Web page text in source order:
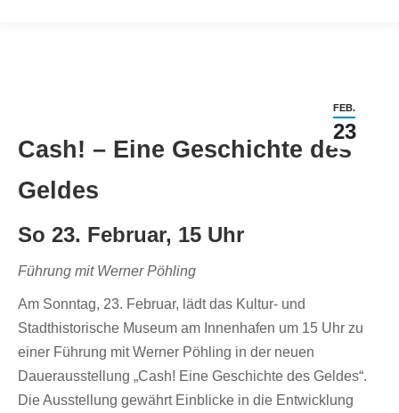
FEB.
23
Cash! – Eine Geschichte des
Geldes
So 23. Februar, 15 Uhr
Führung mit Werner Pöhling
Am Sonntag, 23. Februar, lädt das Kultur- und
Stadthistorische Museum am Innenhafen um 15 Uhr zu
einer Führung mit Werner Pöhling in der neuen
Dauerausstellung „Cash! Eine Geschichte des Geldes“.
Die Ausstellung gewährt Einblicke in die Entwicklung